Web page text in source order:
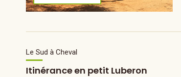
Le Sud à Cheval
Itinérance en petit Luberon